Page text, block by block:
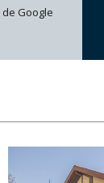
de Google